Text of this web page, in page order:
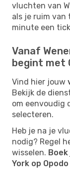
vluchten van
als je ruim van
minute een
Vanaf
begint met
Vind hier jouw
Bekijk de
om eenvoudig
selecteren.
Heb je na je
nodig? Regel
wisselen.
York op Opodo